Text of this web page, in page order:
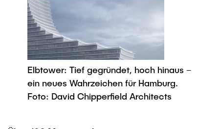
Elbtower: Tief gegründet, hoch hinaus –
ein neues Wahrzeichen für Hamburg.
Foto: David Chipperfield Architects